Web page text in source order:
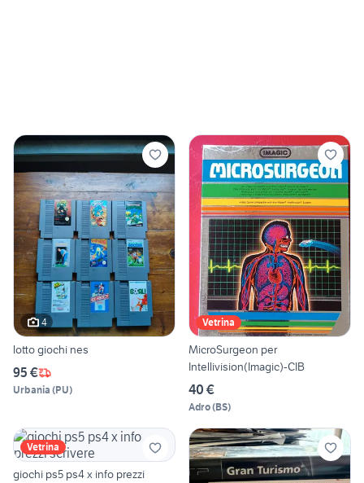
4
lotto giochi nes
95 €
Urbania (PU)
Vetrina
MicroSurgeon per
Intellivision(Imagic)-CIB
40 €
Adro(BS)
Vetrina
giochi ps5 ps4 x info prezzi